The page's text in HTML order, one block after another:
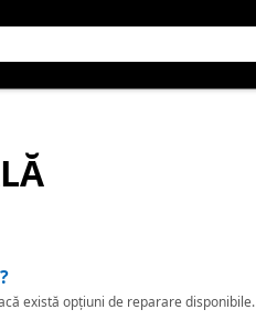
există opțiuni de reparare disponibile.